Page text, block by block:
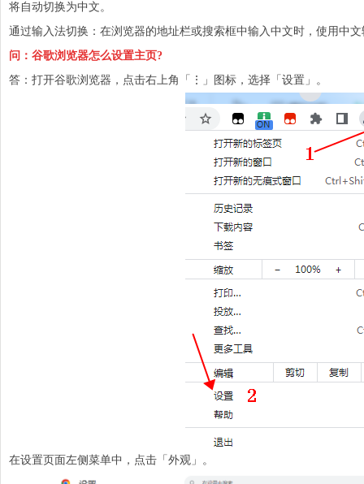
将自动切换为中文。
通过输入法切换：在浏览器的地址栏或搜索框中输入中文时，使用中
问：谷歌浏览器怎么设置主页?
答：打开谷歌浏览器，点击右上角「⋮」图标，选择「设置」。
在设置页面左侧菜单中，点击「外观」。